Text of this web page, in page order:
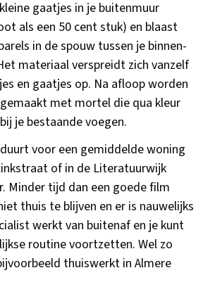
gaatjes in je buitenmuur
als een 50 cent stuk) en blaast
in de spouw tussen je binnen-
materiaal verspreidt zich vanzelf
en gaatjes op. Na afloop worden
met mortel die qua kleur
je bestaande voegen.
voor een gemiddelde woning
of in de Literatuurwijk
Minder tijd dan een goede film
thuis te blijven en er is nauwelijks
werkt van buitenaf en je kunt
routine voortzetten. Wel zo
thuiswerkt in Almere